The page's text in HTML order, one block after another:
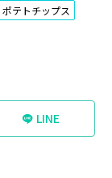
ポテトチップス
LINE